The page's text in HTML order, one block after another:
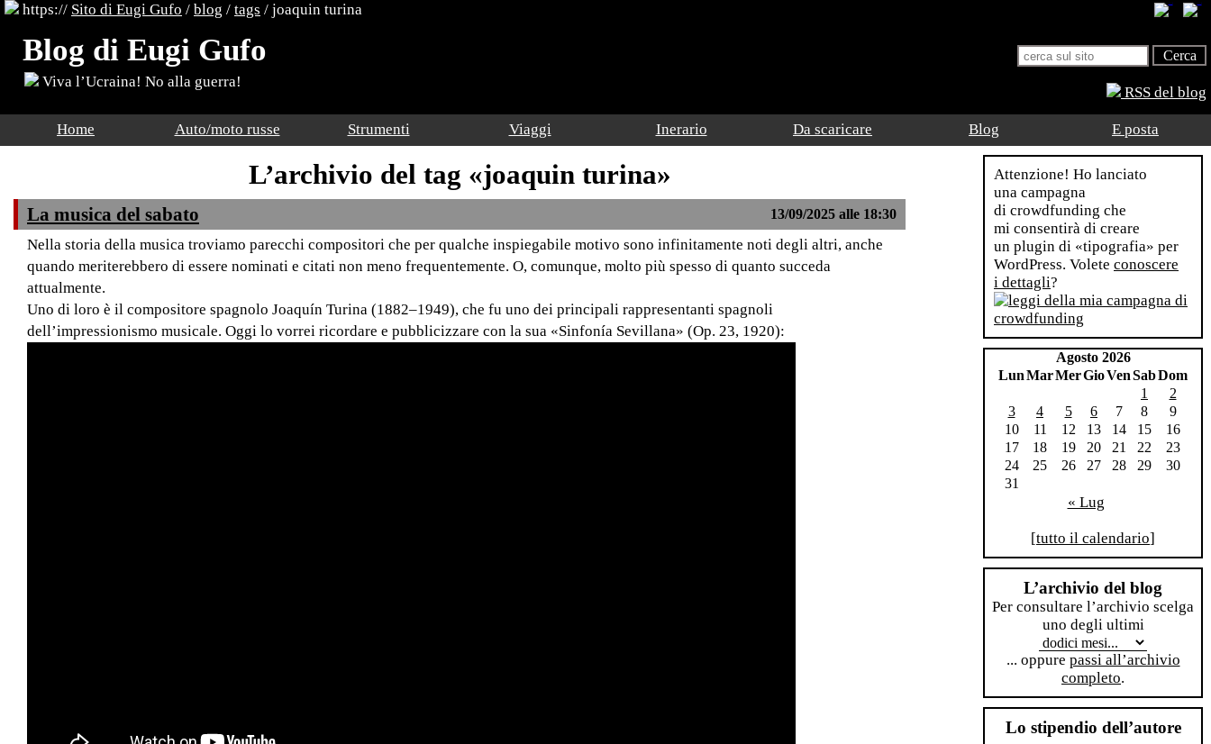
https:// Sito di Eugi Gufo / blog / tags / joaquin turina
Blog di Eugi Gufo
Viva l’Ucraina! No alla guerra!
RSS del blog
Home Auto/moto russe Strumenti Viaggi Inerario Da scaricare Blog E posta
L’archivio del tag «joaquin turina»
La musica del sabato 13/09/2025 alle 18:30
Nella storia della musica troviamo parecchi compositori che per qualche inspiegabile motivo sono infinitamente noti degli altri, anche
quando meriterebbero di essere nominati e citati non meno frequentemente. O, comunque, molto più spesso di quanto succeda
attualmente.
Uno di loro è il compositore spagnolo Joaquín Turina (1882–1949), che fu uno dei principali rappresentanti spagnoli
dell’impressionismo musicale. Oggi lo vorrei ricordare e pubblicizzare con la sua «Sinfonía Sevillana» (Op. 23, 1920):
Attenzione! Ho lanciato
una campagna
di crowdfunding che
mi consentirà di creare
un plugin di «tipografia» per
WordPress. Volete conoscere
i dettagli?
Agosto 2026
LunMarMerGioVenSabDom
1
2
3
4 5 6 7 8
9
10
11 12 13 14 15
16
17
18 19 20 21 22
23
24
25 26 27 28 29
30
31
« Lug
[tutto il calendario]
L’archivio del blog
Per consultare l’archivio scelga
uno degli ultimi
... oppure passi all’archivio
completo.
Lo stipendio dell’autore